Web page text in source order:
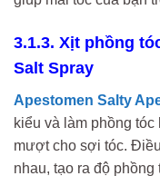
3.1.3. Xịt phồng
Salt Spray
Apestomen Salty
kiểu và làm phồng
mượt cho sợi tóc.
nhau, tạo ra độ